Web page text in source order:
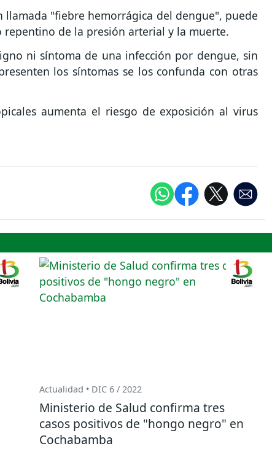
"fiebre hemorrágica del dengue", puede
repentino de la presión arterial y la muerte.
ni síntoma de una infección por dengue, sin
los síntomas se los confunda con otras
aumenta el riesgo de exposición al virus
Actualidad • DIC 6 / 2022
Ministerio de Salud confirma tres
casos positivos de "hongo negro" en
Cochabamba